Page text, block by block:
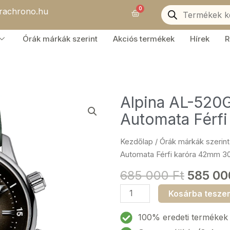
0Kosár
Products
search
Órák márkák szerint Akciós termékek Hírek
Alpina AL-
Automata
Kezdőlap / Órák márkák szerint
Automata Férfi karóra 42mm
685 000Ft 585
Alpina
AL-
520GR4H6
Kosárba
100% eredeti termékek